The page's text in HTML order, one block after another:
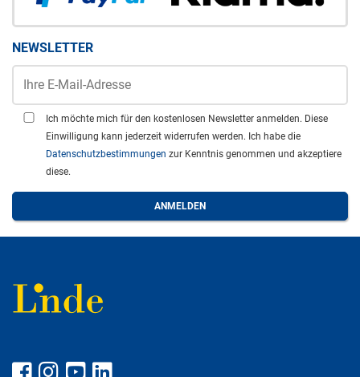
NEWSLETTER
Ich möchte mich für den kostenlosen Newsletter anmelden. Diese
Einwilligung kann jederzeit widerrufen werden. Ich habe die
Datenschutzbestimmungen zur Kenntnis genommen und akzeptiere
diese.